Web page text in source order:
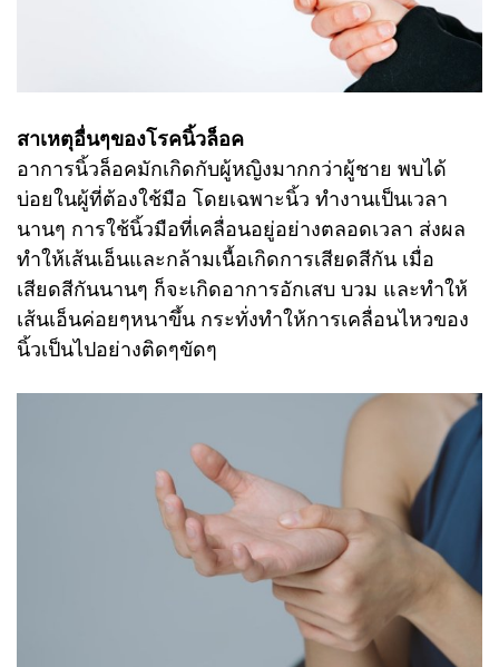
สาเหตุอื่นๆของโรคนิ้วล็อค
อาการนิ้วล็อคมักเกิดกับผู้หญิงมากกว่าผู้ชาย พบได้
บ่อยในผู้ที่ต้องใช้มือ โดยเฉพาะนิ้ว ทำงานเป็นเวลา
นานๆ การใช้นิ้วมือที่เคลื่อนอยู่อย่างตลอดเวลา ส่งผล
ทำให้เส้นเอ็นและกล้ามเนื้อเกิดการเสียดสีกัน เมื่อ
เสียดสีกันนานๆ ก็จะเกิดอาการอักเสบ บวม และทำให้
เส้นเอ็นค่อยๆหนาขึ้น กระทั่งทำให้การเคลื่อนไหวของ
นิ้วเป็นไปอย่างติดๆขัดๆ